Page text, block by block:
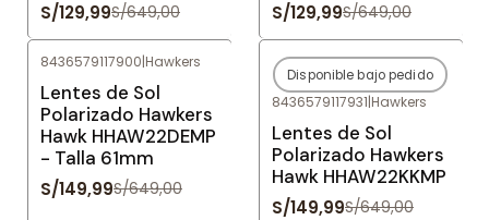
S/129,99S/649,00 S/129,99S/649,00
8436579117900|Hawkers
Lentes de Sol
Polarizado Hawkers
Hawk HHAW22DEMP
- Talla 61mm
S/149,99S/649,00
-77%OFF
Agotado
Disponible bajo pedido
8436579117931|Hawkers
Lentes de Sol
Polarizado Hawkers
Hawk HHAW22KKMP
S/149,99S/649,00